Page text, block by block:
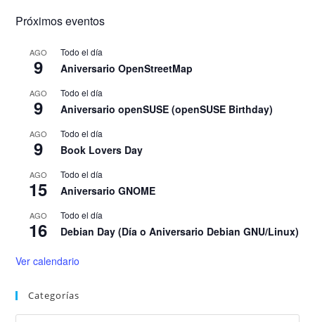
Próximos eventos
AGO
9
Todo el día
Aniversario OpenStreetMap
AGO
9
Todo el día
Aniversario openSUSE (openSUSE Birthday)
AGO
9
Todo el día
Book Lovers Day
AGO
15
Todo el día
Aniversario GNOME
AGO
16
Todo el día
Debian Day (Día o Aniversario Debian GNU/Linux)
Ver calendario
Categorías